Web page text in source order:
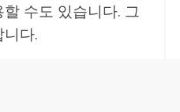
수도 있습니다. 그
다.